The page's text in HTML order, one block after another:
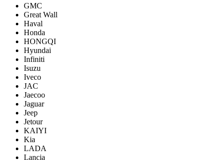
GMC
Great Wall
Haval
Honda
HONGQI
Hyundai
Infiniti
Isuzu
Iveco
JAC
Jaecoo
Jaguar
Jeep
Jetour
KAIYI
Kia
LADA
Lancia